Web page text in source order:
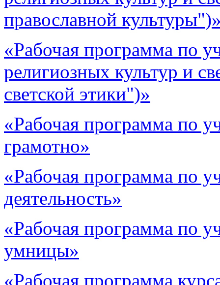
православной
«Рабочая программа по
религиозных культур и
светской этики")»
«Рабочая программа по
грамотно»
«Рабочая программа по
деятельность»
«Рабочая программа по
умницы»
«Рабочая программа